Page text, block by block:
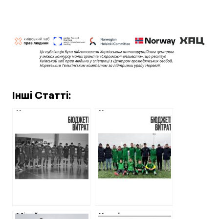
Інші Статті:
На спортивну
мініфутбольного
клубу “Харків”
витратять понад
мільйон гривень
На утримання
“мініфутбольної
іграшки” у
Харкові
витратять понад
чотири мільйони
гривень
Мільйони на Харків витратив